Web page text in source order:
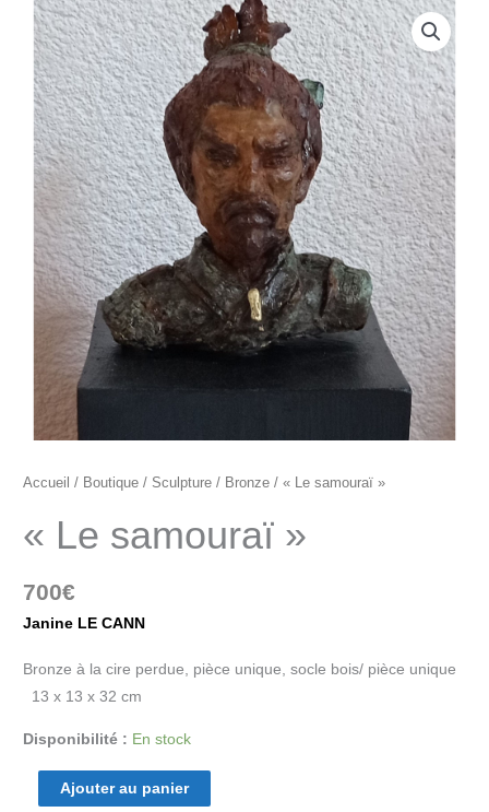
Accueil / Boutique / Sculpture / Bronze / « Le samouraï »
« Le samouraï »
700€
Janine LE CANN
Bronze à la cire perdue, pièce unique, socle bois/ pièce unique
13 x 13 x 32 cm
Disponibilité : En stock
quantité
de
"Le
samouraï"
Ajouter au panier